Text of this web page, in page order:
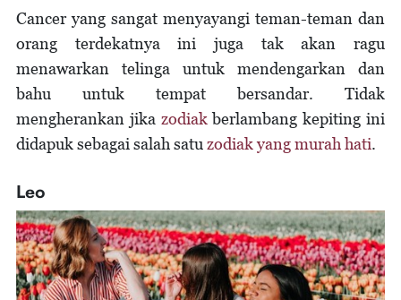
Cancer yang sangat menyayangi teman-teman dan
orang terdekatnya ini juga tak akan ragu
menawarkan telinga untuk mendengarkan dan
bahu untuk tempat bersandar. Tidak
mengherankan jika zodiakberlambang kepiting ini
didapuk sebagai salah satu zodiak yang murah hati.
Leo